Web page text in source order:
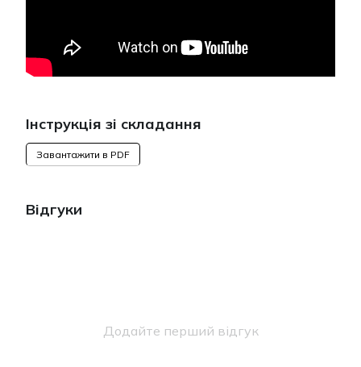
Інструкція зі складання
Завантажити в PDF
Відгуки
Додайте перший відгук